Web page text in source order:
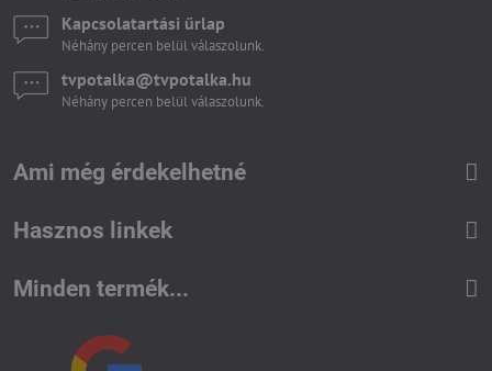
Kapcsolatartási űrlap
Néhány percen belül válaszolunk.
tvpotalka​@tvpotalka​.hu
Néhány percen belül válaszolunk.
Ami még érdekelhetné
Hasznos linkek
Minden termék...